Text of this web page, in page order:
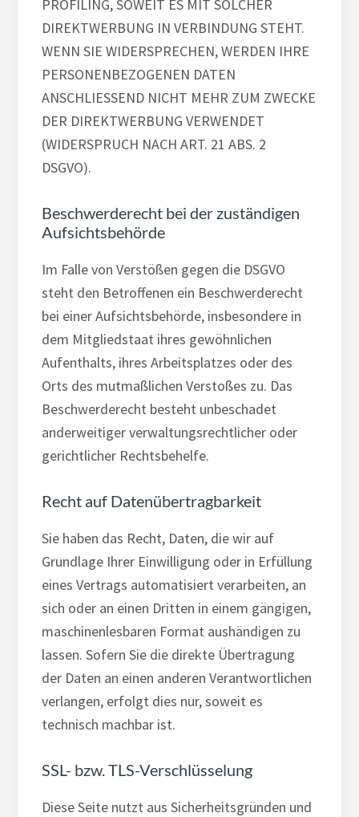
PROFILING, SOWEIT ES MIT SOLCHER
DIREKTWERBUNG IN VERBINDUNG STEHT.
WENN SIE WIDERSPRECHEN, WERDEN IHRE
PERSONENBEZOGENEN DATEN
ANSCHLIESSEND NICHT MEHR ZUM ZWECKE
DER DIREKTWERBUNG VERWENDET
(WIDERSPRUCH NACH ART. 21 ABS. 2
DSGVO).
Beschwerde­recht bei der zuständigen
Aufsichts­behörde
Im Falle von Verstößen gegen die DSGVO
steht den Betroffenen ein Beschwerderecht
bei einer Aufsichtsbehörde, insbesondere in
dem Mitgliedstaat ihres gewöhnlichen
Aufenthalts, ihres Arbeitsplatzes oder des
Orts des mutmaßlichen Verstoßes zu. Das
Beschwerderecht besteht unbeschadet
anderweitiger verwaltungsrechtlicher oder
gerichtlicher Rechtsbehelfe.
Recht auf Daten­übertrag­barkeit
Sie haben das Recht, Daten, die wir auf
Grundlage Ihrer Einwilligung oder in Erfüllung
eines Vertrags automatisiert verarbeiten, an
sich oder an einen Dritten in einem gängigen,
maschinenlesbaren Format aushändigen zu
lassen. Sofern Sie die direkte Übertragung
der Daten an einen anderen Verantwortlichen
verlangen, erfolgt dies nur, soweit es
technisch machbar ist.
SSL- bzw. TLS-Verschlüsselung
Diese Seite nutzt aus Sicherheitsgründen und